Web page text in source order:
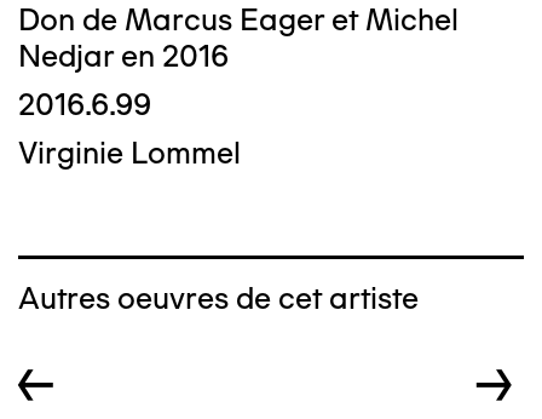
Don de Marcus Eager et Michel
Nedjar en 2016
2016.6.99
Virginie Lommel
Autres oeuvres de cet artiste
← →